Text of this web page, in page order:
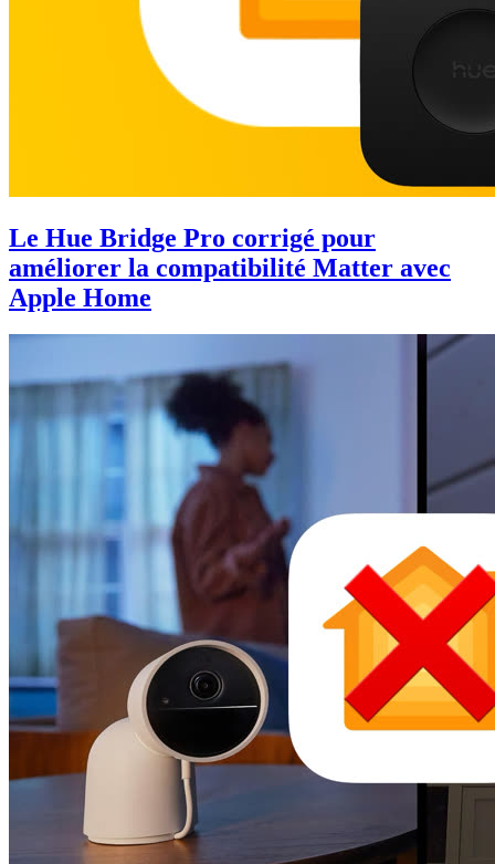
Le Hue Bridge Pro corrigé pour
améliorer la compatibilité Matter avec
Apple Home